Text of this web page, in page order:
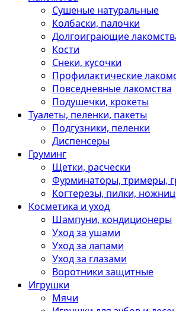
Сушеные натуральные
Колбаски, палочки
Долгоиграющие
Кости
Снеки, кусочки
Профилактические
Повседневные лакомства
Подушечки, крокеты
Туалеты, пеленки, пакеты
Подгузники, пеленки
Диспенсеры
Груминг
Щетки, расчески
Фурминаторы, тримеры,
Когтерезы, пилки,
Косметика и уход
Шампуни, кондиционеры
Уход за ушами
Уход за лапами
Уход за глазами
Воротники защитные
Игрушки
Мячи